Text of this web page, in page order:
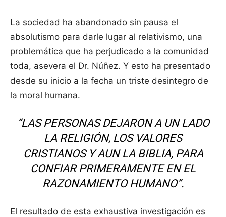
La sociedad ha abandonado sin pausa el
absolutismo para darle lugar al relativismo, una
problemática que ha perjudicado a la comunidad
toda, asevera el Dr. Núñez. Y esto ha presentado
desde su inicio a la fecha un triste desintegro de
la moral humana.
“LAS PERSONAS DEJARON A UN LADO
LA RELIGIÓN, LOS VALORES
CRISTIANOS Y AUN LA BIBLIA, PARA
CONFIAR PRIMERAMENTE EN EL
RAZONAMIENTO HUMANO”.
El resultado de esta exhaustiva investigación es